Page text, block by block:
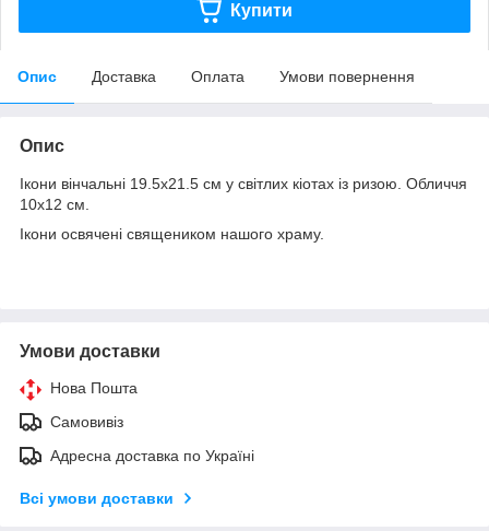
Купити
Опис Доставка Оплата Умови повернення
Опис
Ікони вінчальні 19.5х21.5 см у світлих кіотах із ризою. Обличчя
10х12 см.
Ікони освячені священиком нашого храму.
Умови доставки
Нова Пошта
Самовивіз
Адресна доставка по Україні
Всі умови доставки